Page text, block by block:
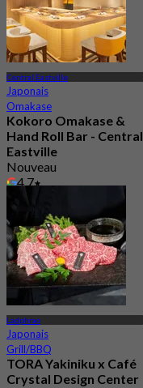
Central Eastville
Japonais
Omakase
Kokoro Omakase &
Hand Roll Bar - Central
Eastville
Nouveau
4.7
Ladphrao
Japonais
Grill/BBQ
TORA Yakiniku x Café
Crystal Design Center